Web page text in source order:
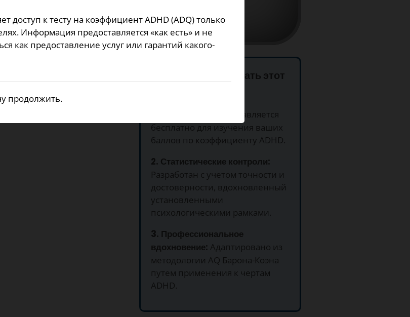
выше
Почему использовать этот
Предоставляется
бесплатно для изучения ваших
баллов по коэффициенту ADHD.
2. Статистические контроли:
Разработан с учетом точности и
достоверности, вдохновленный
установленными
психологическими рамками.
3. Профессиональное
вдохновение: Адаптировано из
методологии AQ Барона-Коэна
путем применения к чертам
ADHD.
доступ к тесту на коэффициент ADHD (ADQ) только
Информация предоставляется «как есть» и не
как предоставление услуг или гарантий какого-
продолжить.